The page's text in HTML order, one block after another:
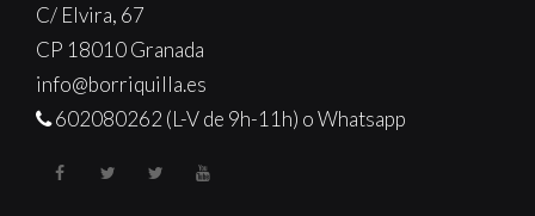
C/ Elvira, 67
CP 18010 Granada
info@borriquilla.es
602080262 (L-V de 9h-11h) o Whatsapp